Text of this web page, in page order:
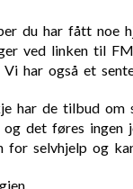
du har fått noe
ved linken til
Vi har også et
har de tilbud
det føres
selvhjelp og